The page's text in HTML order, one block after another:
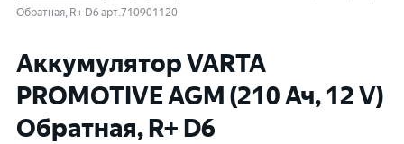
Обратная, R+ D6 арт.710901120
Аккумулятор VARTA
PROMOTIVE AGM (210 Ач, 12 V)
Обратная, R+ D6